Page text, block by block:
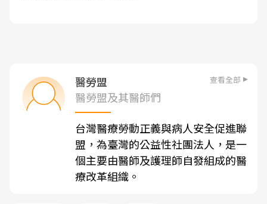
醫勞盟 查看全部
醫勞盟及其醫師們
台灣醫療勞動正義與病人安全促進聯
盟，為臺灣的公益性社團法人，是一
個主要由醫師及護理師自發組成的醫
療改革組織。